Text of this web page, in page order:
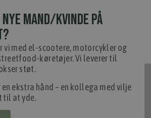
nyhedsmail
at modtage info om nye produkter, tilbud,
events og udstillinger.
NYE MAND/KVINDE PÅ
vi med el-scootere, motorcykler og
køretøjer. Vi leverer til
støt.
en ekstra hånd – en kollega med vilje
til at yde.